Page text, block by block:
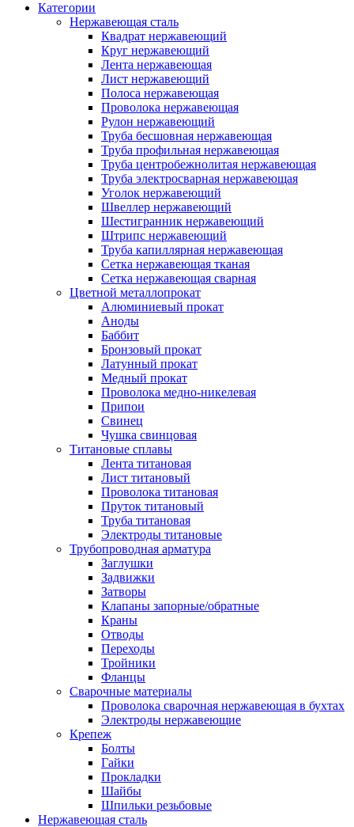
Категории
Нержавеющая сталь
Квадрат нержавеющий
Круг нержавеющий
Лента нержавеющая
Лист нержавеющий
Полоса нержавеющая
Проволока нержавеющая
Рулон нержавеющий
Труба бесшовная нержавеющая
Труба профильная нержавеющая
Труба центробежнолитая нержавеющая
Труба электросварная нержавеющая
Уголок нержавеющий
Швеллер нержавеющий
Шестигранник нержавеющий
Штрипс нержавеющий
Труба капиллярная нержавеющая
Сетка нержавеющая тканая
Сетка нержавеющая сварная
Цветной металлопрокат
Алюминиевый прокат
Аноды
Баббит
Бронзовый прокат
Латунный прокат
Медный прокат
Проволока медно-никелевая
Припои
Свинец
Чушка свинцовая
Титановые сплавы
Лента титановая
Лист титановый
Проволока титановая
Пруток титановый
Труба титановая
Электроды титановые
Трубопроводная арматура
Заглушки
Задвижки
Затворы
Клапаны запорные/обратные
Краны
Отводы
Переходы
Тройники
Фланцы
Сварочные материалы
Проволока сварочная нержавеющая в бухтах
Электроды нержавеющие
Крепеж
Болты
Гайки
Прокладки
Шайбы
Шпильки резьбовые
Нержавеющая сталь